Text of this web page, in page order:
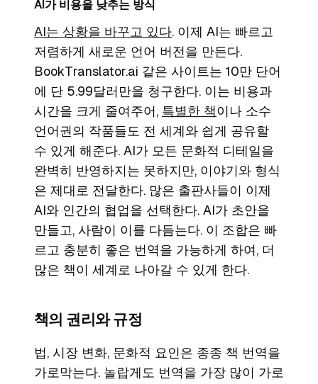
AI가 비용을 낮추는 방식
AI는 상황을 바꾸고 있다. 이제 AI는 빠르고
저렴하게 새로운 언어 버전을 만든다.
BookTranslator.ai 같은 사이트는 10만 단어
에 단 5.99달러만을 청구한다. 이는 비용과
시간을 크게 줄여주어, 특별한 책이나 소수
언어권의 작품들도 전 세계와 쉽게 공유할
수 있게 해준다. AI가 모든 문화적 디테일을
완벽히 반영하지는 못하지만, 이야기와 형식
은 제대로 전달한다. 많은 출판사들이 이제
AI와 인간의 협업을 선택한다. AI가 초안을
만들고, 사람이 이를 다듬는다. 이 조합은 빠
르고 충분히 좋은 번역을 가능하게 하여, 더
많은 책이 세계로 나아갈 수 있게 한다.
책의 권리와 규정
법, 시장 변화, 문화적 요인은 종종 책 번역을
가로막는다. 놀랍게도 번역을 가장 많이 가로